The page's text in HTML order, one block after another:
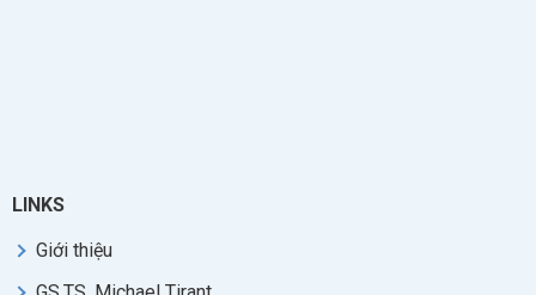
LINKS
Giới thiệu